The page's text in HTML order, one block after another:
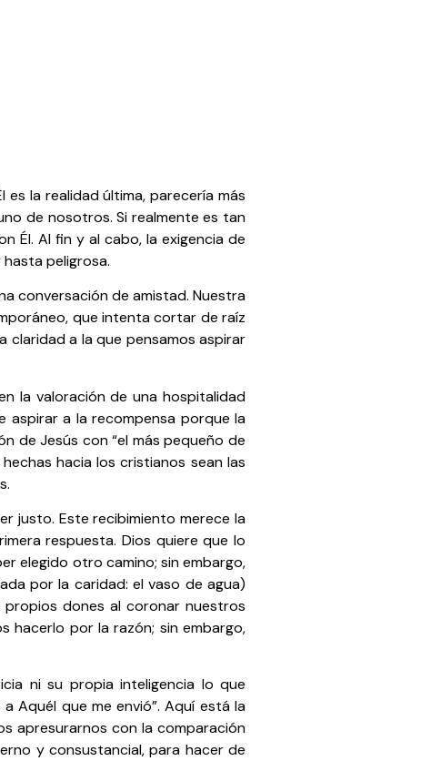
la realidad última, parecería más
de nosotros. Si realmente es tan
Él. Al fin y al cabo, la exigencia de
peligrosa.
conversación de amistad. Nuestra
que intenta cortar de raíz
claridad a la que pensamos aspirar
la valoración de una hospitalidad
aspirar a la recompensa porque la
de Jesús con “el más pequeño de
hacia los cristianos sean las
justo. Este recibimiento merece la
respuesta. Dios quiere que lo
elegido otro camino; sin embargo,
por la caridad: el vaso de agua)
propios dones al coronar nuestros
hacerlo por la razón; sin embargo,
ni su propia inteligencia lo que
Aquél que me envió”. Aquí está la
apresurarnos con la comparación
y consustancial, para hacer de